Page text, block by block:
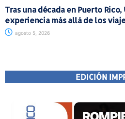
Tras una década en Puerto
experiencia más allá de los
agosto 5, 2026
EDICIÓN